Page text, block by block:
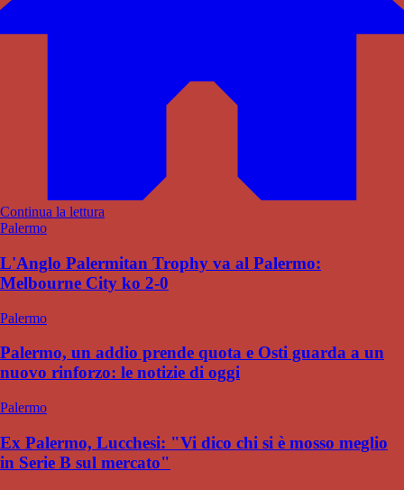
Continua la lettura
Palermo
L'Anglo Palermitan Trophy va al Palermo:
Melbourne City ko 2-0
Palermo
Palermo, un addio prende quota e Osti guarda a un
nuovo rinforzo: le notizie di oggi
Palermo
Ex Palermo, Lucchesi: "Vi dico chi si è mosso meglio
in Serie B sul mercato"